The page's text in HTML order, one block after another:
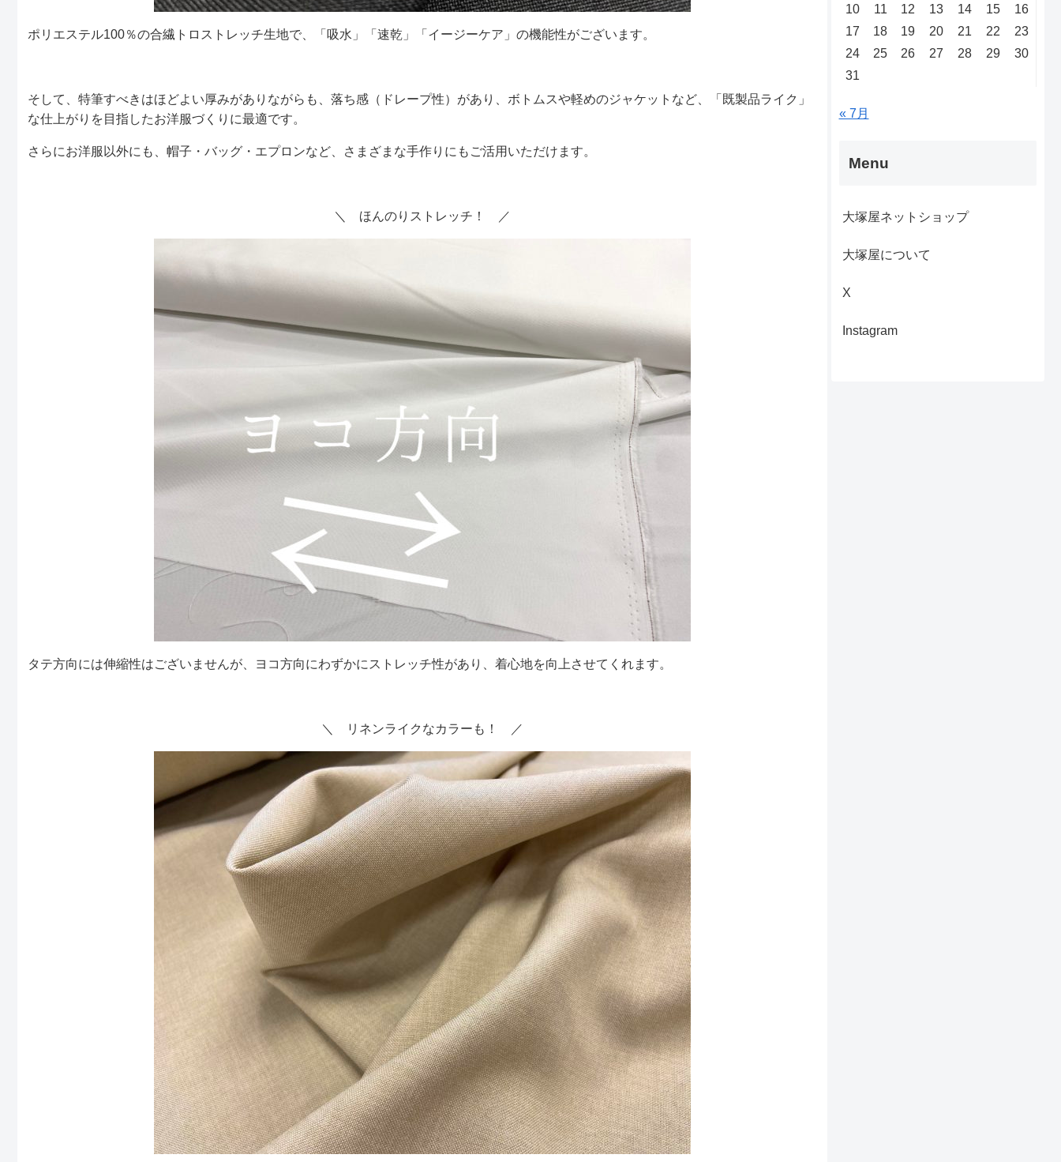
ポリエステル100％の合繊トロストレッチ生地で、「吸水」「速乾」「イージーケア」の機能性がございます。
そして、特筆すべきはほどよい厚みがありながらも、落ち感（ドレープ性）があり、ボトムスや軽めのジャケットなど、「既製品ライク」
な仕上がりを目指したお洋服づくりに最適です。
さらにお洋服以外にも、帽子・バッグ・エプロンなど、さまざまな手作りにもご活用いただけます。
＼ ほんのりストレッチ！ ／
タテ方向には伸縮性はございませんが、ヨコ方向にわずかにストレッチ性があり、着心地を向上させてくれます。
＼ リネンライクなカラーも！ ／
10
11 12 13 14 15
16
17
18 19 20 21 22
23
24
25 26 27 28 29
30
31
« 7月
Menu
大塚屋ネットショップ
大塚屋について
X
Instagram